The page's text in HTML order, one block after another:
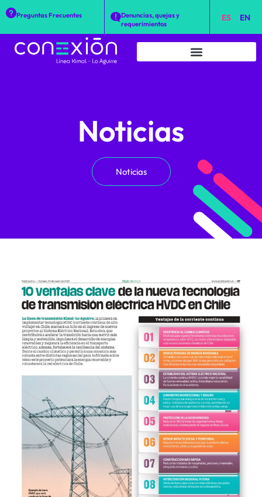
Preguntas Frecuentes
Denuncias, quejas y
requerimientos
ES EN
Noticias
Noticias